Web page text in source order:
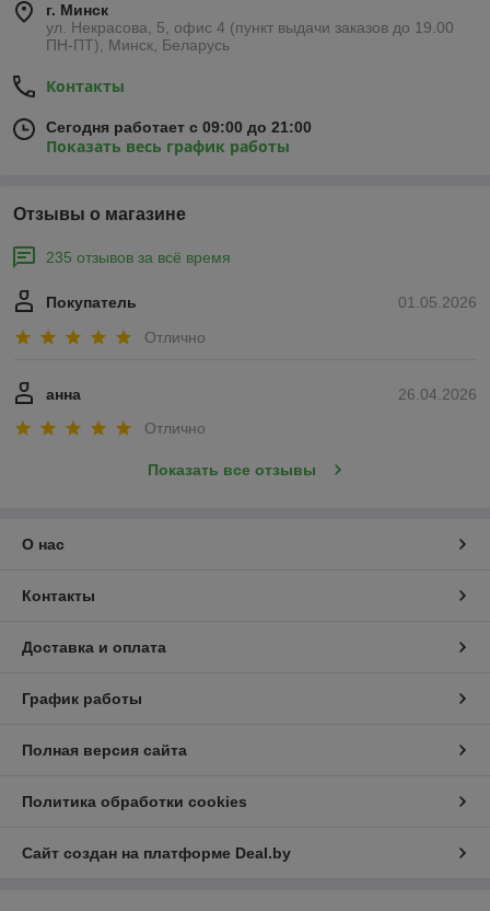
г. Минск
ул. Некрасова, 5, офис 4 (пункт выдачи заказов до 19.00
ПН-ПТ), Минск, Беларусь
Контакты
Сегодня работает с 09:00 до 21:00
Показать весь график работы
Отзывы о магазине
235 отзывов за всё время
01.05.2026
Покупатель
Отлично
26.04.2026
анна
Отлично
Показать все отзывы
О нас
Контакты
Доставка и оплата
График работы
Полная версия сайта
Политика обработки cookies
Сайт создан на платформе Deal.by